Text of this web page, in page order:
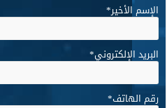
الإسم الأخير*
البريد الإلكتروني*
رقم الهاتف*